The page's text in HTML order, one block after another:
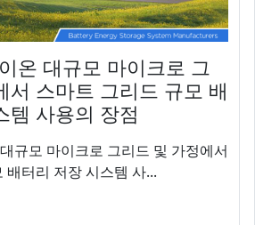
온 대규모 마이크로 그
서 스마트 그리드 규모 배
템 사용의 장점
규모 마이크로 그리드 및 가정에서
배터리 저장 시스템 사...